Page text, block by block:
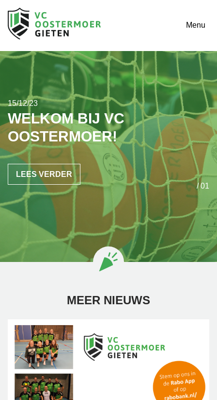
Menu
15/12/23
WELKOM BIJ VC
OOSTERMOER!
LEES VERDER
/ 01
MEER NIEUWS